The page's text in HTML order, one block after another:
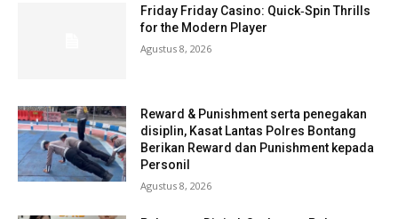
Friday Friday Casino: Quick‑Spin Thrills
for the Modern Player
Agustus 8, 2026
Reward & Punishment serta penegakan
disiplin, Kasat Lantas Polres Bontang
Berikan Reward dan Punishment kepada
Personil
Agustus 8, 2026